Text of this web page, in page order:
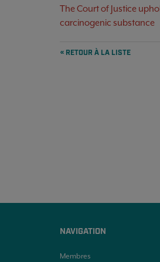
The Court of Justice
carcinogenic substance
« RETOUR À LA LISTE
NAVIGATION
Membres